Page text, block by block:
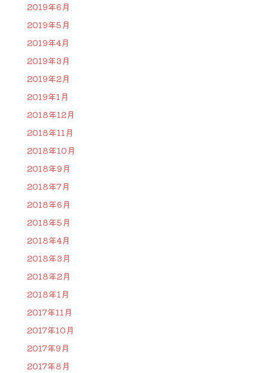
2019年6月
2019年5月
2019年4月
2019年3月
2019年2月
2019年1月
2018年12月
2018年11月
2018年10月
2018年9月
2018年7月
2018年6月
2018年5月
2018年4月
2018年3月
2018年2月
2018年1月
2017年11月
2017年10月
2017年9月
2017年8月